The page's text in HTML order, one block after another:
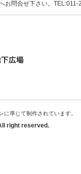
お問合せ下さい。
準じて制作されています。
right reserved.